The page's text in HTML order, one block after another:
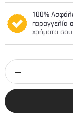
100%
παραγγελία
χρήματα σου!